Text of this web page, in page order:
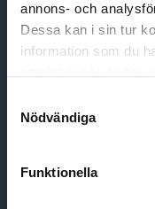
annons- och
Dessa kan i sin tur
information som du
Nödvändiga
Funktionella
Email address